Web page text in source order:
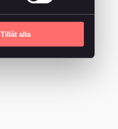
Tillåt alla